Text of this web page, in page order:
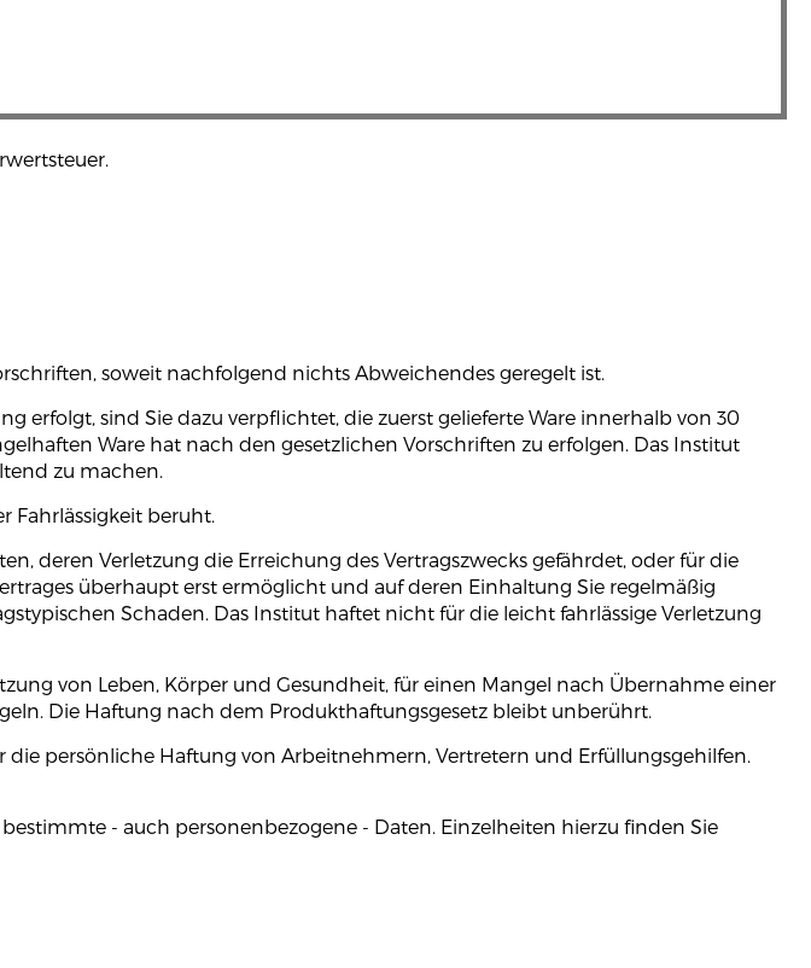
soweit nachfolgend nichts Abweichendes geregelt ist.
erfolgt, sind Sie dazu verpflichtet, die zuerst gelieferte Ware innerhalb von 30
Ware hat nach den gesetzlichen Vorschriften zu erfolgen. Das Institut
zu machen.
Fahrlässigkeit beruht.
deren Verletzung die Erreichung des Vertragszwecks gefährdet, oder für die
überhaupt erst ermöglicht und auf deren Einhaltung Sie regelmäßig
Schaden. Das Institut haftet nicht für die leicht fahrlässige Verletzung
von Leben, Körper und Gesundheit, für einen Mangel nach Übernahme einer
Die Haftung nach dem Produkthaftungsgesetz bleibt unberührt.
persönliche Haftung von Arbeitnehmern, Vertretern und Erfüllungsgehilfen.
- auch personenbezogene - Daten. Einzelheiten hierzu finden Sie